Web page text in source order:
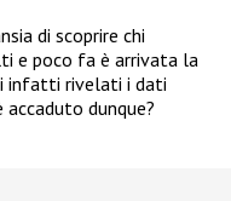
di scoprire chi
e poco fa è arrivata la
infatti rivelati i dati
dunque?